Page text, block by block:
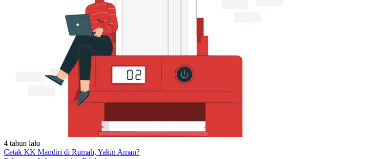
4 tahun lalu
Cetak KK Mandiri di Rumah, Yakin Aman?